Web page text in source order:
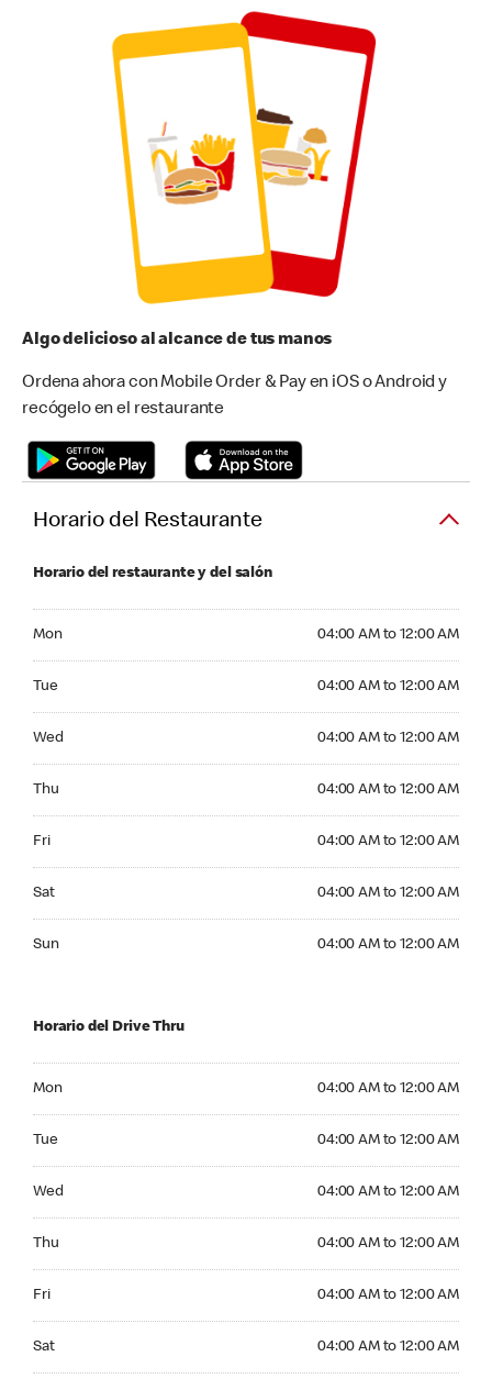
Algo delicioso al alcance de tus manos
Ordena ahora con Mobile Order & Pay en iOS o Android y
recógelo en el restaurante
Horario del Restaurante
Horario del restaurante y del salón
Mon 04:00 AM to 12:00 AM
Tue 04:00 AM to 12:00 AM
Wed 04:00 AM to 12:00 AM
Thu 04:00 AM to 12:00 AM
Fri 04:00 AM to 12:00 AM
Sat 04:00 AM to 12:00 AM
Sun 04:00 AM to 12:00 AM
Horario del Drive Thru
Mon 04:00 AM to 12:00 AM
Tue 04:00 AM to 12:00 AM
Wed 04:00 AM to 12:00 AM
Thu 04:00 AM to 12:00 AM
Fri 04:00 AM to 12:00 AM
Sat 04:00 AM to 12:00 AM